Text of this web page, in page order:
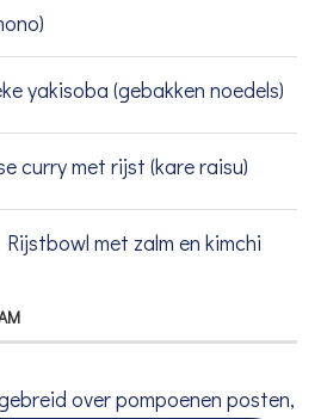
yakisoba (gebakken noedels)
curry met rijst (kare raisu)
met zalm en kimchi
over pompoenen posten,